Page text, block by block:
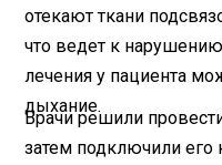
отекают ткани
что ведет к
лечения у пациента
дыхание.
Врачи решили
затем подключили его